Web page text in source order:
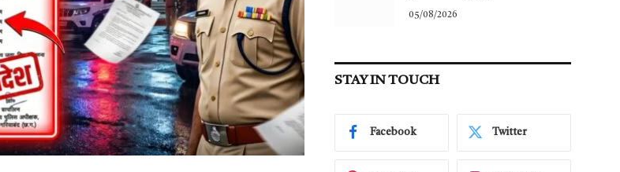
05/08/2026
STAY IN TOUCH
Facebook Twitter